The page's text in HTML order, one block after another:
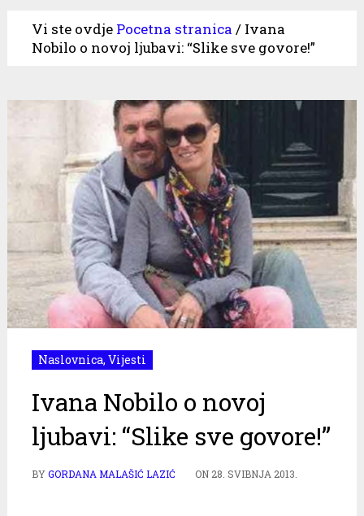
Vi ste ovdje Pocetna stranica / Ivana
Nobilo o novoj ljubavi: “Slike sve govore!”
Naslovnica, Vijesti
Ivana Nobilo o novoj
ljubavi: “Slike sve govore!”
BYGORDANA MALAŠIĆ LAZIĆ ON 28. SVIBNJA 2013.